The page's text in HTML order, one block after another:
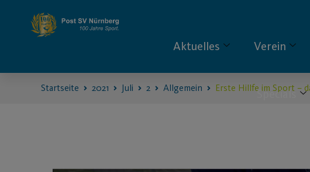
Aktuelles Verein
Specials
Startseite 2021 Juli 2 Allgemein Erste Hillfe im Sport –